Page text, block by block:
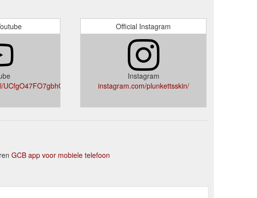
Official Instagram
Instagram
instagram.com/plunkettsskin/
GCB app voor mobiele telefoon